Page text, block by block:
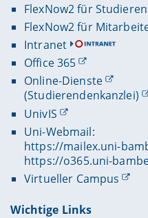
FlexNow2 für
FlexNow2 für
Intranet
Office 365
Online-Dienste
(Studierendenkanzlei)
UnivIS
Uni-Webmail:
https://mailex.uni-
https://o365.uni-
Virtueller Campus
Wichtige Links